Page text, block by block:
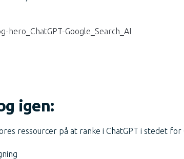
igen:
ressourcer på at ranke i ChatGPT i stedet for